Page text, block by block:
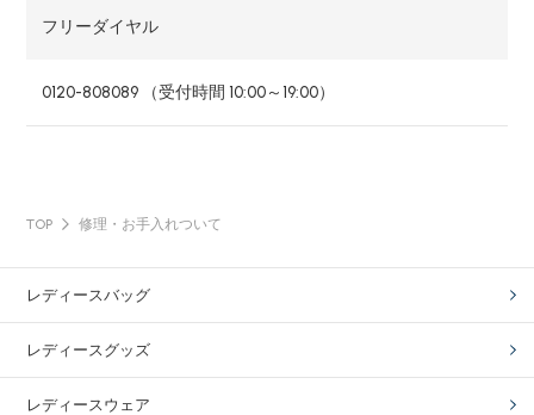
フリーダイヤル
0120-808089 （受付時間 10:00～19:00）
TOP 修理・お手入れついて
レディースバッグ
レディースグッズ
レディースウェア